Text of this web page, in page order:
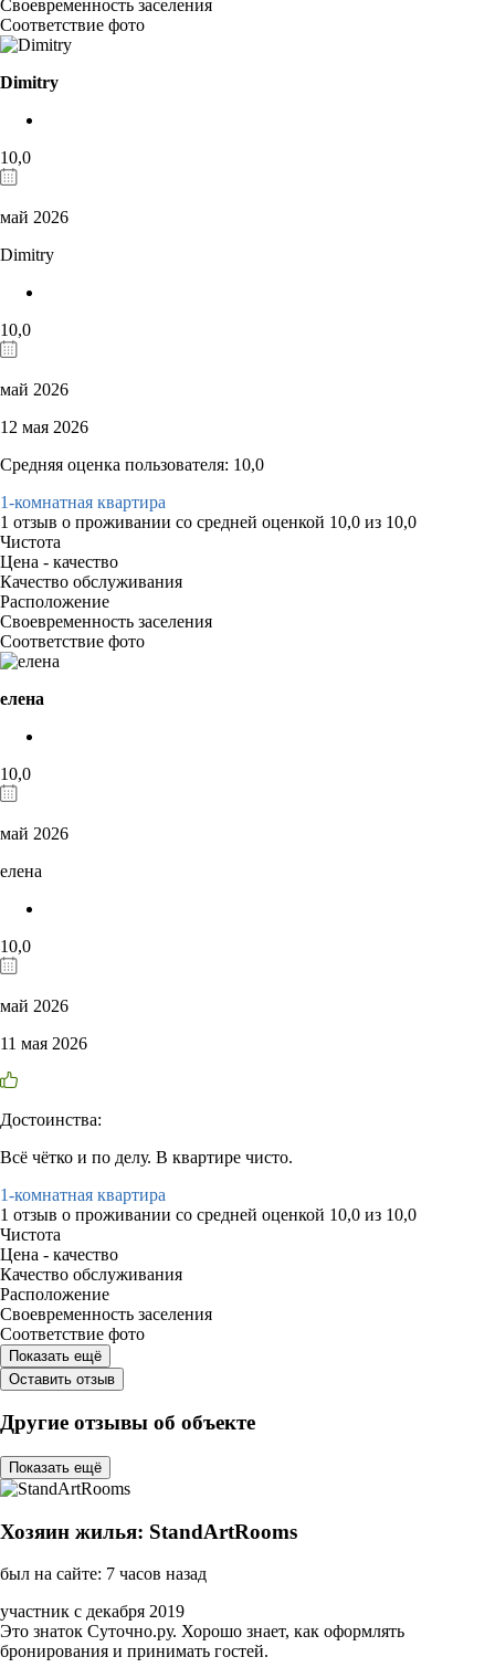
Своевременность заселения
Соответствие фото
Dimitry
10,0
май 2026
Dimitry
10,0
май 2026
12 мая 2026
Средняя оценка пользователя: 10,0
1-комнатная квартира
1 отзыв о проживании со средней оценкой 10,0 из 10,0
Чистота
Цена - качество
Качество обслуживания
Расположение
Своевременность заселения
Соответствие фото
елена
10,0
май 2026
елена
10,0
май 2026
11 мая 2026
Достоинства:
Всё чётко и по делу. В квартире чисто.
1-комнатная квартира
1 отзыв о проживании со средней оценкой 10,0 из 10,0
Чистота
Цена - качество
Качество обслуживания
Расположение
Своевременность заселения
Соответствие фото
Показать ещё
Оставить отзыв
Другие отзывы об объекте
Показать ещё
Хозяин жилья: StandArtRooms
был на сайте: 7 часов назад
участник с декабря 2019
Это знаток Суточно.ру. Хорошо знает, как оформлять
бронирования и принимать гостей.